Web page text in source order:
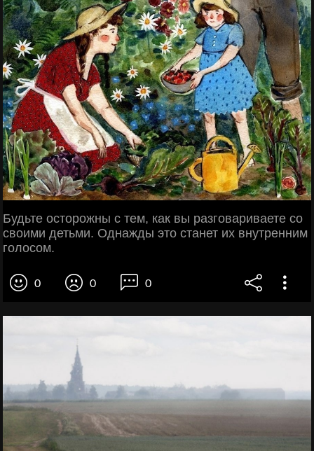
Будьте осторожны с тем, как вы разговариваете со
своими детьми. Однажды это станет их внутренним
голосом.
0 0 0